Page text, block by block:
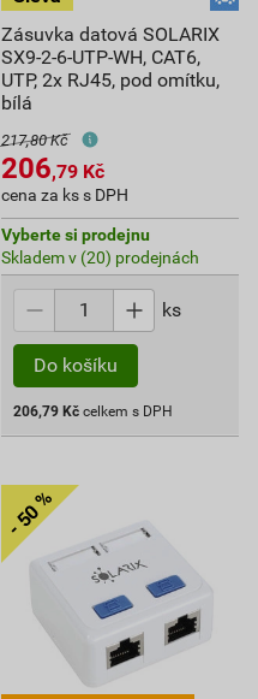
Zásuvka datová SOLARIX
SX9-2-6-UTP-WH, CAT6,
UTP, 2x RJ45, pod omítku,
bílá
217,80 Kč
206,79 Kč
cena za ks s DPH
Vyberte si prodejnu
Skladem v (20) prodejnách
ks
Do košíku
206,79 Kč celkem s DPH